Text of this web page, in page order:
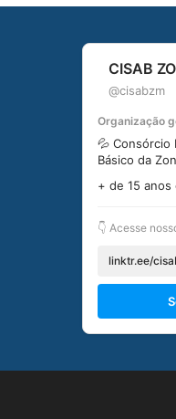
CISAB
@cisabzm
Organização
💦 Consórcio
Básico da
+ de 15
👇 Acesse
linktr.ee/